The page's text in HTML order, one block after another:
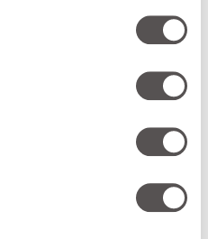
vamos a hablar